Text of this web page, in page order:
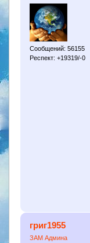
Сообщений: 56155
Респект: +19319/-0
григ1955
ЗАМ Админа